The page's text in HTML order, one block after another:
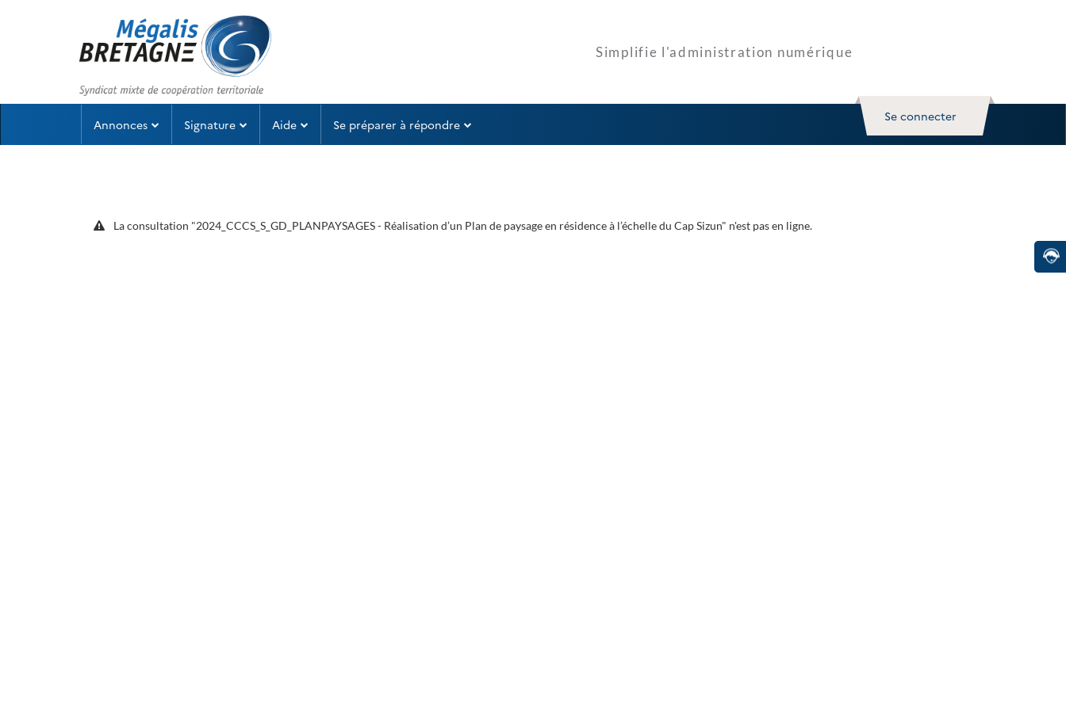
Se connecter
Annonces Signature Aide Se préparer à répondre
La consultation "2024_CCCS_S_GD_PLANPAYSAGES - Réalisation d’un Plan de paysage en résidence à l’échelle du Cap Sizun" n'est pas en ligne.